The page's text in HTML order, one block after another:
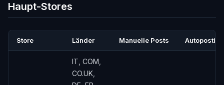
Haupt-Stores
Store Länder Manuelle Posts Autoposting
IT, COM,
CO.UK,